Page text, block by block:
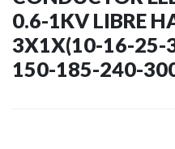
0.6-1KV LIBRE
3X1X(10-16-25-
150-185-240-